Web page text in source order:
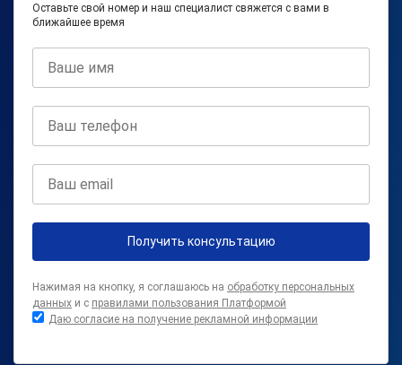
Оставьте свой номер и наш специалист свяжется с вами в
ближайшее время
Получить консультацию
Нажимая на кнопку, я соглашаюсь на обработку персональных
данных и с правилами пользования Платформой
Даю согласие на получение рекламной информации